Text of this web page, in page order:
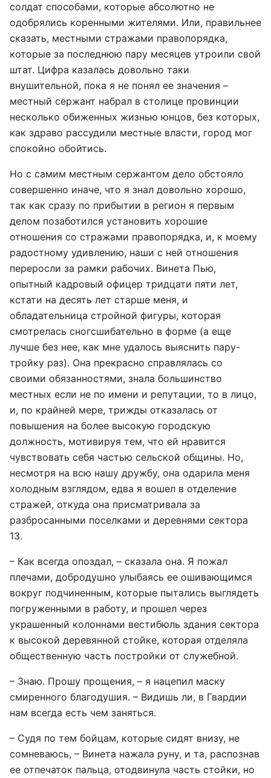
солдат способами, которые абсолютно не
одобрялись коренными жителями. Или, правильнее
сказать, местными стражами правопорядка,
которые за последнюю пару месяцев утроили свой
штат. Цифра казалась довольно таки
внушительной, пока я не понял ее значения –
местный сержант набрал в столице провинции
несколько обиженных жизнью юнцов, без которых,
как здраво рассудили местные власти, город мог
спокойно обойтись.
Но с самим местным сержантом дело обстояло
совершенно иначе, что я знал довольно хорошо,
так как сразу по прибытии в регион я первым
делом позаботился установить хорошие
отношения со стражами правопорядка, и, к моему
радостному удивлению, наши с ней отношения
переросли за рамки рабочих. Винета Пью,
опытный кадровый офицер тридцати пяти лет,
кстати на десять лет старше меня, и
обладательница стройной фигуры, которая
смотрелась сногсшибательно в форме (а еще
лучше без нее, как мне удалось выяснить пару-
тройку раз). Она прекрасно справлялась со
своими обязанностями, знала большинство
местных если не по имени и репутации, то в лицо,
и, по крайней мере, трижды отказалась от
повышения на более высокую городскую
должность, мотивируя тем, что ей нравится
чувствовать себя частью сельской общины. Но,
несмотря на всю нашу дружбу, она одарила меня
холодным взглядом, едва я вошел в отделение
стражей, откуда она присматривала за
разбросанными поселками и деревнями сектора
13.
– Как всегда опоздал, – сказала она. Я пожал
плечами, добродушно улыбаясь ее ошивающимся
вокруг подчиненным, которые пытались выглядеть
погруженными в работу, и прошел через
украшенный колоннами вестибюль здания сектора
к высокой деревянной стойке, которая отделяла
общественную часть постройки от служебной.
– Знаю. Прошу прощения, – я нацепил маску
смиренного благодушия. – Видишь ли, в Гвардии
нам всегда есть чем заняться.
– Судя по тем бойцам, которые сидят внизу, не
сомневаюсь, – Винета нажала руну, и та, распознав
ее отпечаток пальца, отодвинула часть стойки, но